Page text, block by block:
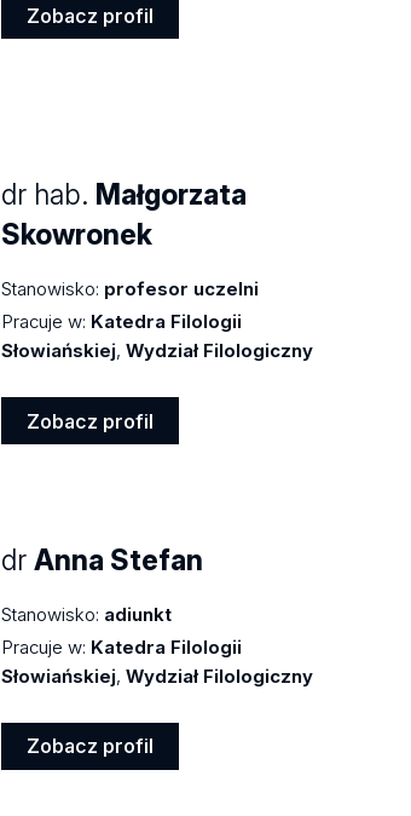
Zobacz profil
dr hab. Małgorzata
Skowronek
Stanowisko: profesor uczelni
Pracuje w: Katedra Filologii
Słowiańskiej, Wydział Filologiczny
Zobacz profil
dr Anna Stefan
Stanowisko: adiunkt
Pracuje w: Katedra Filologii
Słowiańskiej, Wydział Filologiczny
Zobacz profil